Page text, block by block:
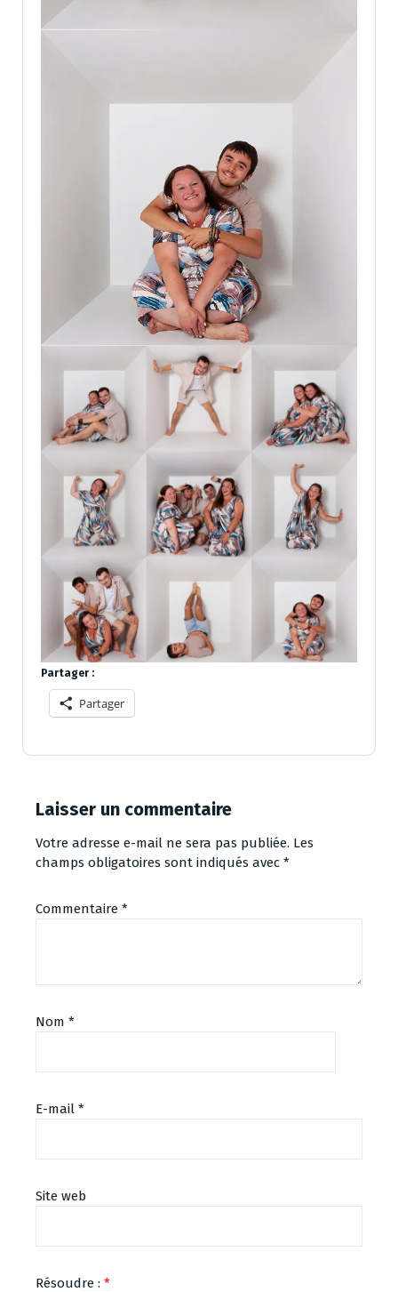
Partager :
Partager
Laisser un commentaire
Votre adresse e-mail ne sera pas publiée. Les
champs obligatoires sont indiqués avec *
Commentaire *
Nom *
E-mail *
Site web
Résoudre : *